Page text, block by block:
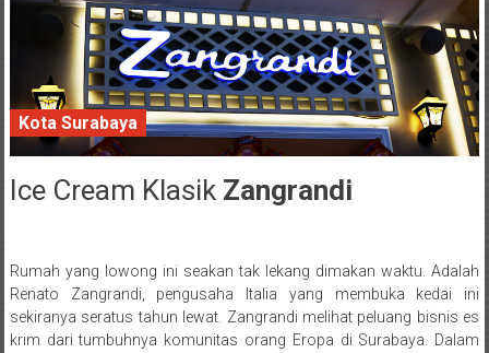
Kota Surabaya
28 September 2016
Ice Cream Klasik Zangrandi
Posted By: wirawan
Rumah yang lowong ini seakan tak lekang dimakan waktu. Adalah
Renato Zangrandi, pengusaha Italia yang membuka kedai ini
sekiranya seratus tahun lewat. Zangrandi melihat peluang bisnis es
krim dari tumbuhnya komunitas orang Eropa di Surabaya. Dalam